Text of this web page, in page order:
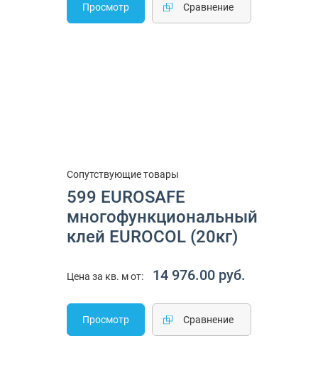
Просмотр Cравнение
Сопутствующие товары
599 EUROSAFE
многофункциональный
клей EUROCOL (20кг)
Цена за кв. м от: 14 976.00 руб.
Просмотр Cравнение